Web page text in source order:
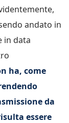
andato in
in data
ha, come
da
essere